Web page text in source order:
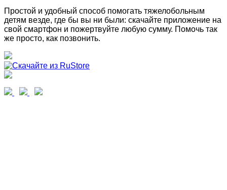
Простой и удобный способ помогать тяжелобольным
детям везде, где бы вы ни были: скачайте приложение на
свой смартфон и пожертвуйте любую сумму. Помочь так
же просто, как позвонить.